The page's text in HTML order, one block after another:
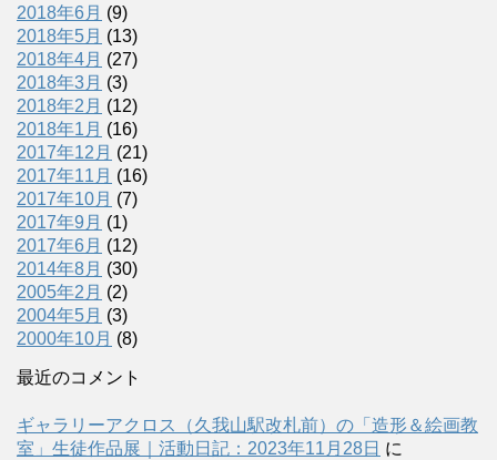
2018年6月 (9)
2018年5月 (13)
2018年4月 (27)
2018年3月 (3)
2018年2月 (12)
2018年1月 (16)
2017年12月 (21)
2017年11月 (16)
2017年10月 (7)
2017年9月 (1)
2017年6月 (12)
2014年8月 (30)
2005年2月 (2)
2004年5月 (3)
2000年10月 (8)
最近のコメント
ギャラリーアクロス（久我山駅改札前）の「造形＆絵画教
室」生徒作品展｜活動日記：2023年11月28日 に